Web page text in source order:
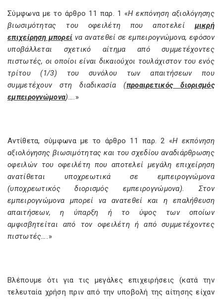
Σύμφωνα με το άρθρο 11 παρ. 1 «Η εκπόνηση αξιολόγησης
βιωσιµότητας του οφειλέτη που αποτελεί µικρή
επιχείρηση µπορεί να ανατεθεί σε εµπειρογνώµονα, εφόσον
υποβάλλεται σχετικό αίτηµα από συµµετέχοντες
πιστωτές, οι οποίοι είναι δικαιούχοι τουλάχιστον του ενός
τρίτου (1/3) του συνόλου των απαιτήσεων που
συµµετέχουν στη διαδικασία (προαιρετικός διορισµός
εµπειρογνώµονα)….»
Αντίθετα, σύμφωνα με το άρθρο 11 παρ. 2 «Η εκπόνηση
αξιολόγησης βιωσιµότητας και του σχεδίου αναδιάρθρωσης
οφειλών του οφειλέτη που αποτελεί µεγάλη επιχείρηση
ανατίθεται υποχρεωτικά σε εµπειρογνώµονα
(υποχρεωτικός διορισµός εµπειρογνώµονα). Στον
εµπειρογνώµονα µπορεί να ανατεθεί και η επαλήθευση
απαιτήσεων, η ύπαρξη ή το ύψος των οποίων
αµφισβητείται από τον οφειλέτη ή από συµµετέχοντες
πιστωτές….»
Βλέπουμε ότι για τις μεγάλες επιχειρήσεις (κατά την
τελευταία χρήση πριν από την υποβολή της αίτησης είχαν